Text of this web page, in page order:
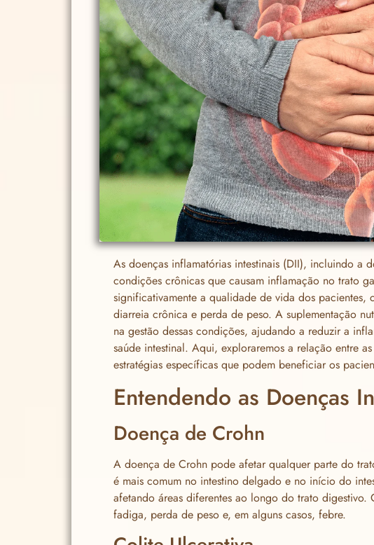
As doenças inflamatórias intestinais (DII), incluindo a
condições crônicas que causam inflamação no trato
significativamente a qualidade de vida dos pacientes,
diarreia crônica e perda de peso. A suplementação
na gestão dessas condições, ajudando a reduzir a
saúde intestinal. Aqui, exploraremos a relação entre
estratégias específicas que podem beneficiar os
Entendendo as Doenças
Doença de Crohn
A doença de Crohn pode afetar qualquer parte do
é mais comum no intestino delgado e no início do
afetando áreas diferentes ao longo do trato
fadiga, perda de peso e, em alguns casos, febre.